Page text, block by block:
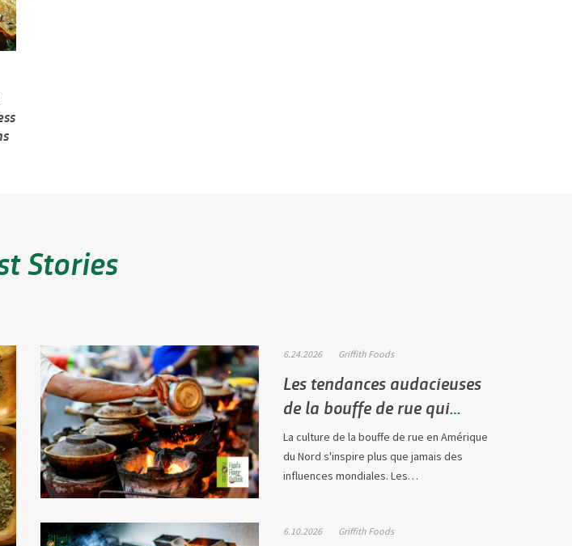
Stories
6.24.2026 Griffith Foods
Les tendances audacieuses
de la bouffe de rue qui
déferlent sur l'Amérique du
Nord
La culture de la bouffe de rue en Amérique
du Nord s'inspire plus que jamais des
influences mondiales. Les
6.10.2026 Griffith Foods